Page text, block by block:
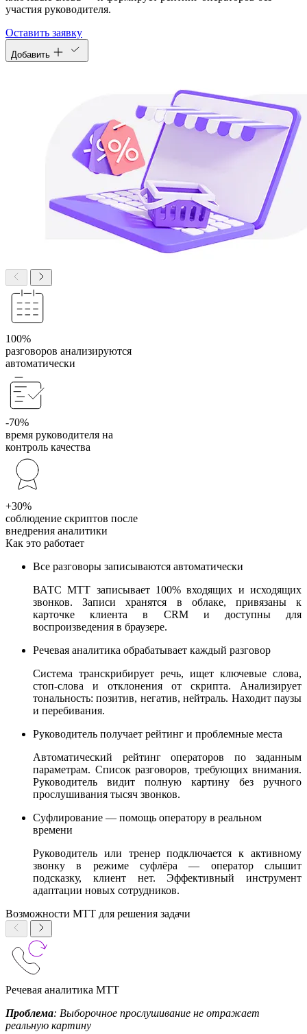
участия руководителя.
Оставить заявку
Добавить
100%
разговоров анализируются
автоматически
-70%
время руководителя на
контроль качества
+30%
соблюдение скриптов после
внедрения аналитики
Как это работает
Все разговоры записываются автоматически
ВАТС МТТ записывает 100% входящих и исходящих
звонков. Записи хранятся в облаке, привязаны к
карточке клиента в CRM и доступны для
воспроизведения в браузере.
Речевая аналитика обрабатывает каждый разговор
Система транскрибирует речь, ищет ключевые слова,
стоп-слова и отклонения от скрипта. Анализирует
тональность: позитив, негатив, нейтраль. Находит паузы
и перебивания.
Руководитель получает рейтинг и проблемные места
Автоматический рейтинг операторов по заданным
параметрам. Список разговоров, требующих внимания.
Руководитель видит полную картину без ручного
прослушивания тысяч звонков.
Суфлирование — помощь оператору в реальном
времени
Руководитель или тренер подключается к активному
звонку в режиме суфлёра — оператор слышит
подсказку, клиент нет. Эффективный инструмент
адаптации новых сотрудников.
Возможности МТТ для решения задачи
Речевая аналитика МТТ
Проблема: Выборочное прослушивание не отражает
реальную картину